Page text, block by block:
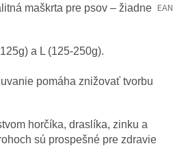
maškrta pre psov – žiadne
a L (125-250g).
pomáha znižovať tvorbu
horčíka, draslíka, zinku a
sú prospešné pre zdravie
EAN